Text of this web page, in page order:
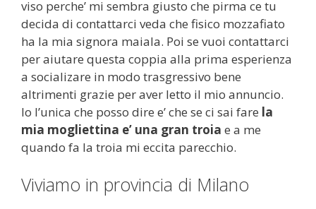
viso perche’ mi sembra giusto che pirma ce tu
decida di contattarci veda che fisico mozzafiato
ha la mia signora maiala. Poi se vuoi contattarci
per aiutare questa coppia alla prima esperienza
a socializare in modo trasgressivo bene
altrimenti grazie per aver letto il mio annuncio.
Io l’unica che posso dire e’ che se ci sai fare la
mia mogliettina e’ una gran troia e a me
quando fa la troia mi eccita parecchio.
Viviamo in provincia di Milano